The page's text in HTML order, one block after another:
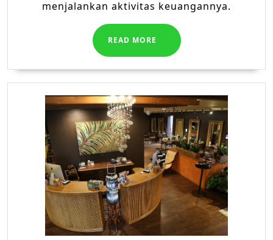
menjalankan aktivitas keuangannya.
READ MORE
READ
MORE